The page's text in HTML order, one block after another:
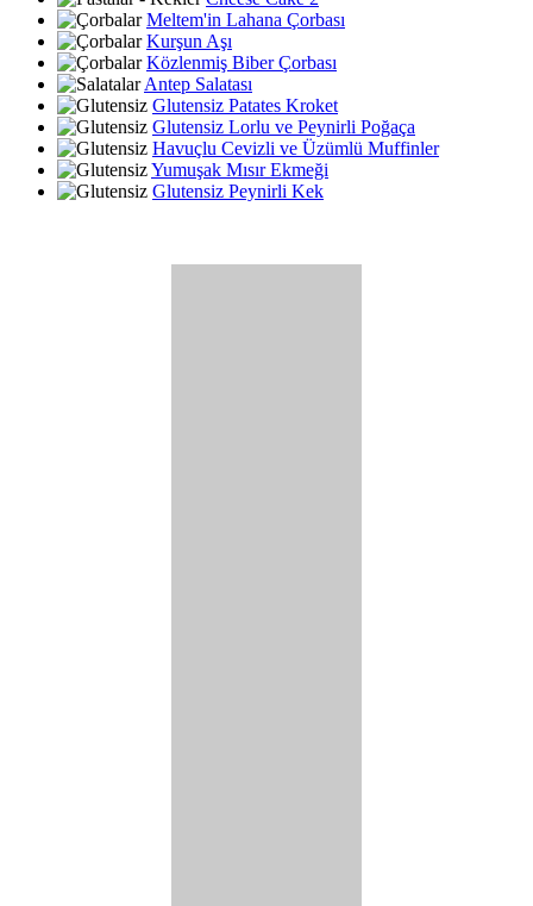
Meltem'in Lahana Çorbası
Kurşun Aşı
Közlenmiş Biber Çorbası
Antep Salatası
Glutensiz Patates Kroket
Glutensiz Lorlu ve Peynirli Poğaça
Havuçlu Cevizli ve Üzümlü Muffinler
Yumuşak Mısır Ekmeği
Glutensiz Peynirli Kek